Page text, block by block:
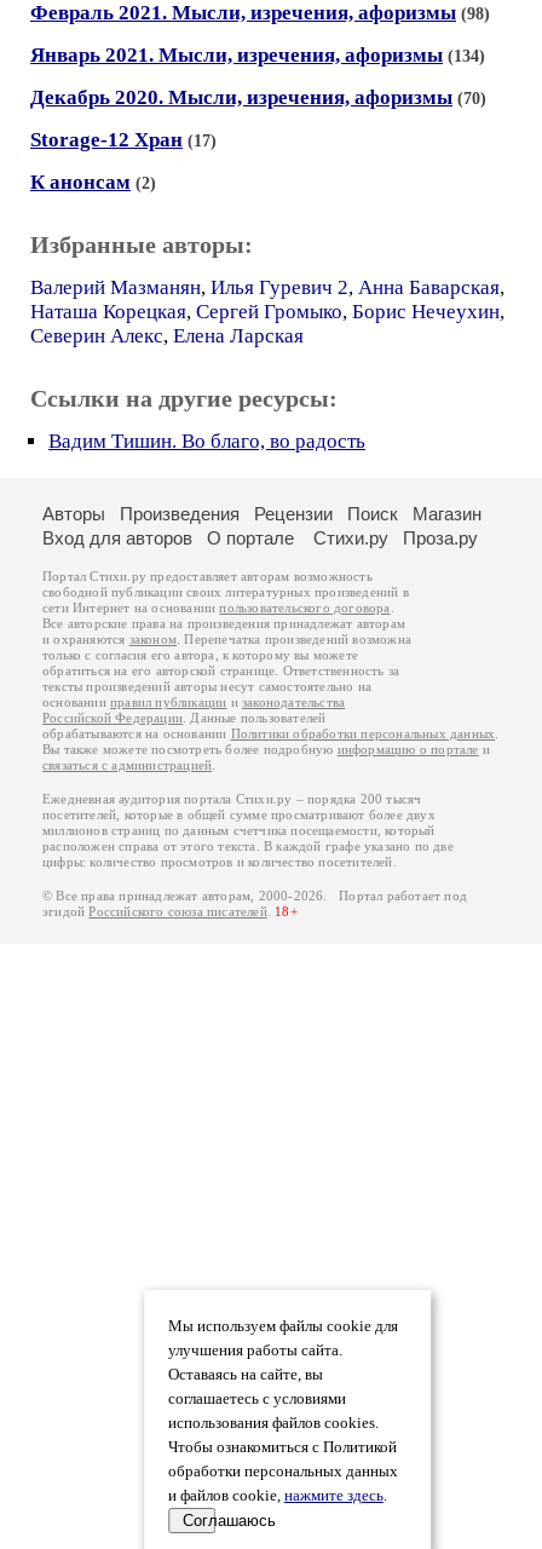
Февраль 2021. Мысли, изречения, афоризмы (98)
Январь 2021. Мысли, изречения, афоризмы (134)
Декабрь 2020. Мысли, изречения, афоризмы (70)
Storage-12 Хран (17)
К анонсам (2)
Избранные авторы:
Валерий Мазманян, Илья Гуревич 2, Анна Баварская,
Наташа Корецкая, Сергей Громыко, Борис Нечеухин,
Северин Алекс, Елена Ларская
Ссылки на другие ресурсы:
Вадим Тишин. Во благо, во радость
Мы используем файлы cookie для
улучшения работы сайта.
Оставаясь на сайте, вы
соглашаетесь с условиями
использования файлов cookies.
Чтобы ознакомиться с Политикой
обработки персональных данных
и файлов cookie, нажмите здесь.
Соглашаюсь
Авторы Произведения Рецензии Поиск
Магазин
Вход для авторов
О портале Стихи.ру Проза.ру
Портал Стихи.ру предоставляет авторам возможность
свободной публикации своих литературных произведений в
сети Интернет на основаниипользовательского договора
Все авторские права на произведения принадлежат авторам
и охраняются законом . Перепечатка произведений возможна
только с согласия его автора, к которому вы можете
обратиться на его авторской странице. Ответственность за
тексты произведений авторы несут самостоятельно на
основанииправил публикации изаконодательства
Российской Федерации . Данные пользователей
обрабатываются на основании Политики обработки персональных данных
Вы также можете посмотреть более подробную информацию о портале и
связаться с администрацией
Ежедневная аудитория портала Стихи.ру – порядка 200 тысяч
посетителей, которые в общей сумме просматривают более двух
миллионов страниц по данным счетчика посещаемости, который
расположен справа от этого текста. В каждой графе указано по две
цифры: количество просмотров и количество посетителей.
© Все права принадлежат авторам, 2000-2026. Портал работает под
эгидойРоссийского союза писателей. 18+